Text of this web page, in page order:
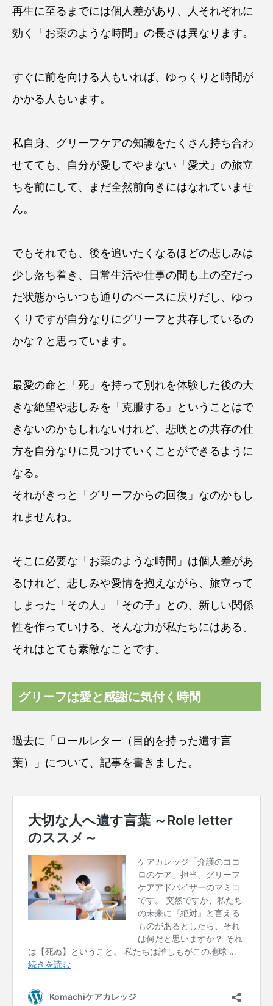
再生に至るまでには個人差があり、人それぞれに
効く「お薬のような時間」の長さは異なります。
すぐに前を向ける人もいれば、ゆっくりと時間が
かかる人もいます。
私自身、グリーフケアの知識をたくさん持ち合わ
せてても、自分が愛してやまない「愛犬」の旅立
ちを前にして、まだ全然前向きにはなれていませ
ん。
でもそれでも、後を追いたくなるほどの悲しみは
少し落ち着き、日常生活や仕事の間も上の空だっ
た状態からいつも通りのペースに戻りだし、ゆっ
くりですが自分なりにグリーフと共存しているの
かな？と思っています。
最愛の命と「死」を持って別れを体験した後の大
きな絶望や悲しみを「克服する」ということはで
きないのかもしれないけれど、悲嘆との共存の仕
方を自分なりに見つけていくことができるように
なる。
それがきっと「グリーフからの回復」なのかもし
れませんね。
そこに必要な「お薬のような時間」は個人差があ
るけれど、悲しみや愛情を抱えながら、旅立って
しまった「その人」「その子」との、新しい関係
性を作っていける、そんな力が私たちにはある。
それはとても素敵なことです。
グリーフは愛と感謝に気付く時間
過去に「ロールレター（目的を持った遺す言
葉）」について、記事を書きました。